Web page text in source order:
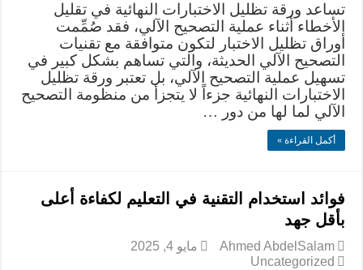
تساعد ورقة تظليل الاختبارات النهائية في تقليل
الأخطاء أثناء عملية التصحيح الآلي، فقد صُمِّمت
أوراق تظليل الاختبار لتكون متوافقة مع تقنيات
التصحيح الآلي الحديثة، والتي تساهم بشكل كبير في
تسهيل عملية التصحيح الآلي، بل تعتبر ورقة تظليل
الاختبارات النهائية جزءاً لا يتجزأ من منظومة التصحيح
الآلي لما لها من دور …
أكمل القراءة »
فوائد استخدام التقنية في التعليم لكفاءة أعلى
بأقل جهد
Ahmed AbdelSalam
مايو 4, 2025
Uncategorized